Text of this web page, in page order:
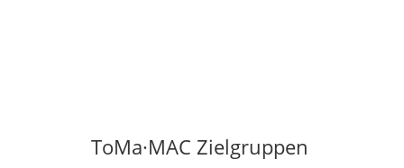
ToMa·MAC Zielgruppen